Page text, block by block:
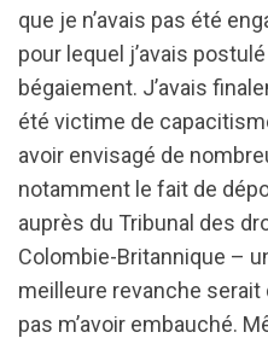
que je n’avais pas été
pour lequel j’avais
bégaiement. J’avais
été victime de
avoir envisagé de
notamment le fait de
auprès du Tribunal des
Colombie-Britannique –
meilleure revanche
pas m’avoir embauché.